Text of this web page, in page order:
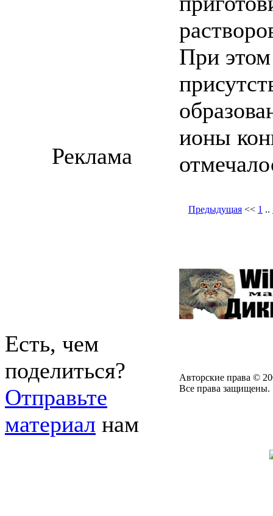
При этом
ионы
Предыдущая << 1 ..
Реклама
Есть, чем
поделиться?
Отправьте
материал нам
Авторские права ©
Все права защищены.